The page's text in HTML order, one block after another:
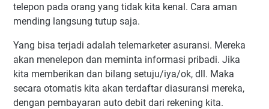
telepon pada orang yang tidak kita kenal. Cara aman
mending langsung tutup saja.
Yang bisa terjadi adalah telemarketer asuransi. Mereka
akan menelepon dan meminta informasi pribadi. Jika
kita memberikan dan bilang setuju/iya/ok, dll. Maka
secara otomatis kita akan terdaftar diasuransi mereka,
dengan pembayaran auto debit dari rekening kita.